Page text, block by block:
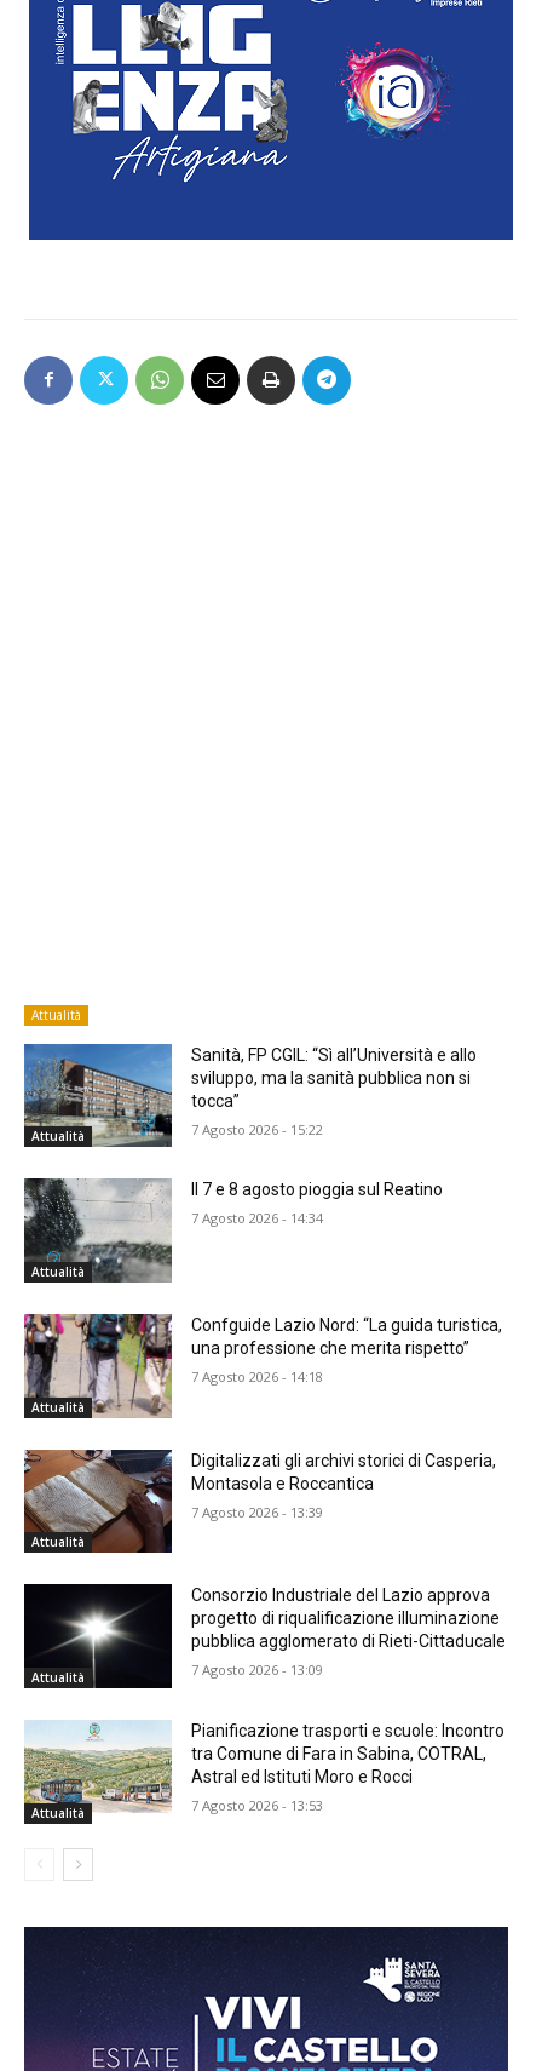
Attualità
Attualità
Sanità, FP CGIL: “Sì all’Università e allo
sviluppo, ma la sanità pubblica non si
tocca”
7 Agosto 2026 - 15:22
Attualità
Il 7 e 8 agosto pioggia sul Reatino
7 Agosto 2026 - 14:34
Attualità
Confguide Lazio Nord: “La guida turistica,
una professione che merita rispetto”
7 Agosto 2026 - 14:18
Attualità
Digitalizzati gli archivi storici di Casperia,
Montasola e Roccantica
7 Agosto 2026 - 13:39
Attualità
Consorzio Industriale del Lazio approva
progetto di riqualificazione illuminazione
pubblica agglomerato di Rieti-Cittaducale
7 Agosto 2026 - 13:09
Attualità
Pianificazione trasporti e scuole: Incontro
tra Comune di Fara in Sabina, COTRAL,
Astral ed Istituti Moro e Rocci
7 Agosto 2026 - 13:53